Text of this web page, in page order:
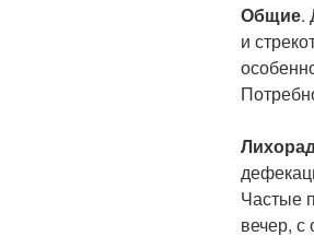
Общие.
и
Частые
вечер,